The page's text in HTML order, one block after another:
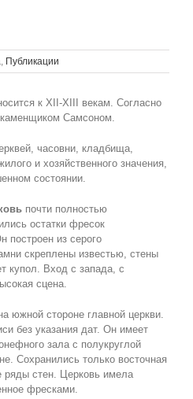
, Публикации
к XII-XIII векам. Согласно
Самсоном.
часовни, кладбища,
и хозяйственного значения,
состоянии.
почти полностью
остатки фресок
построен из серого
скреплены известью, стены
купол. Вход с запада, с
сцена.
южной стороне главной церкви.
без указания дат. Он имеет
зала с полукруглой
Сохранились только восточная
ряды стен. Церковь имела
фресками.